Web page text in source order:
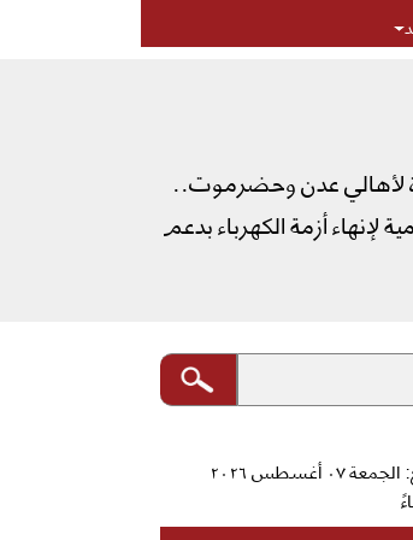
لأهالي عدن وحضرموت..
أزمة الكهرباء بدعم
آخر تحديث للموقع: الجمعة ٠٧ أغسطس ٢٠٢٦